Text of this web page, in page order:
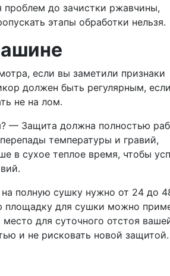
проблем до зачистки ржавчины,
этапы обработки нельзя.
если вы заметили признаки
должен быть регулярным,
не на лом.
— Защита должна полностью
температуры и гравий,
в сухое теплое время, чтобы
полную сушку нужно от 24 до
площадку для сушки можно
для суточного отстоя
и не рисковать новой защитой.